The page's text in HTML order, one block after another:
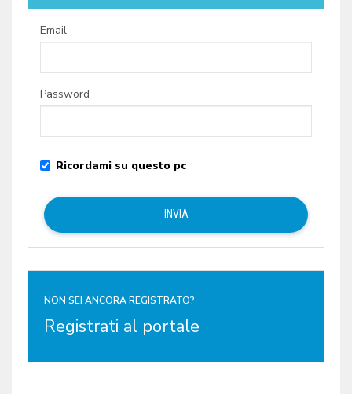
NON SEI ANCORA REGISTRATO?
Registrati al portale
Email
Password
Ricordami su questo pc